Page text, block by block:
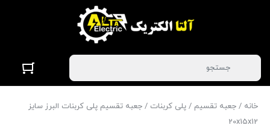
خانه / جعبه تقسیم / پلی کربنات / جعبه تقسیم پلی کربنات البرز سایز
20x15x12